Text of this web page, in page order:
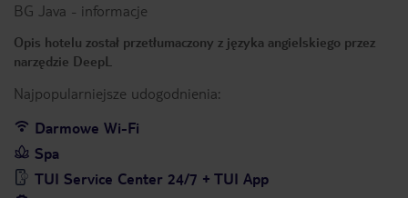
BG Java - informacje
Opis hotelu został przetłumaczony z języka angielskiego przez
narzędzie DeepL
Najpopularniejsze udogodnienia:
Darmowe Wi-Fi
Spa
TUI Service Center 24/7 + TUI App